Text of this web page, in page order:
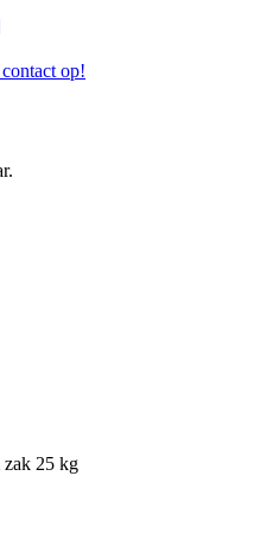
op!
25 kg